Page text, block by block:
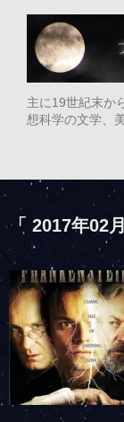
主に19世紀末か
想科学の文学、
「 2017年02